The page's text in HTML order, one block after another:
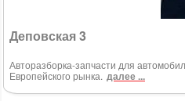
Деповская 3
Авторазборка-запчасти для
Европейского рынка. далее ...